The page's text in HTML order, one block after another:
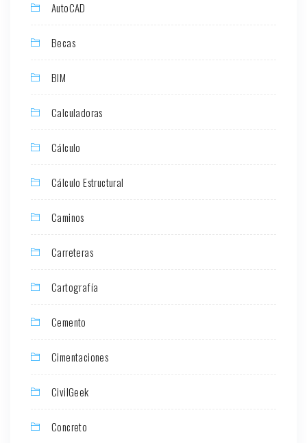
AutoCAD
Becas
BIM
Calculadoras
Cálculo
Cálculo Estructural
Caminos
Carreteras
Cartografía
Cemento
Cimentaciones
CivilGeek
Concreto